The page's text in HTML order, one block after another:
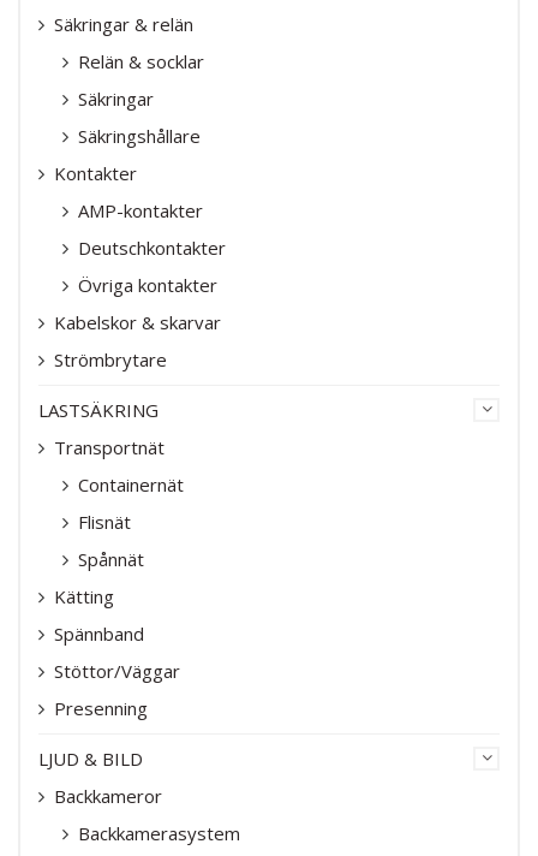
Säkringar & relän
Relän & socklar
Säkringar
Säkringshållare
Kontakter
AMP-kontakter
Deutschkontakter
Övriga kontakter
Kabelskor & skarvar
Strömbrytare
LASTSÄKRING
Transportnät
Containernät
Flisnät
Spånnät
Kätting
Spännband
Stöttor/Väggar
Presenning
LJUD & BILD
Backkameror
Backkamerasystem